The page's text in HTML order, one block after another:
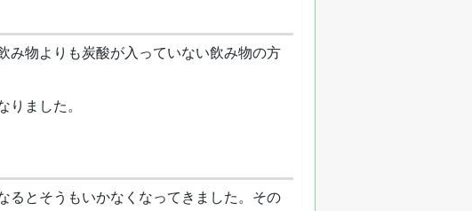
み物よりも炭酸が入っていない飲み物の方
りました。
るとそうもいかなくなってきました。その